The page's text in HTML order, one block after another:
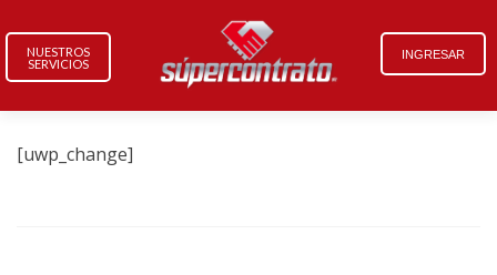
INGRESAR
NUESTROS
SERVICIOS
[uwp_change]